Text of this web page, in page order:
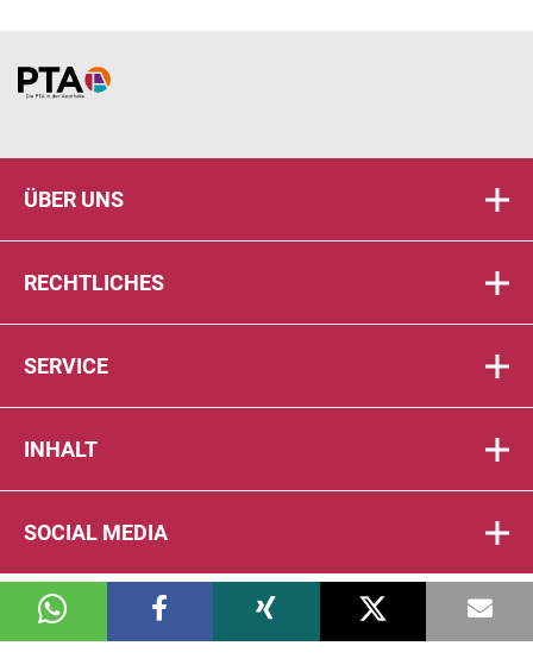
Home
ÜBER UNS
RECHTLICHES
SERVICE
INHALT
SOCIAL MEDIA
© 2026 DIE PTA IN DER APOTHEKE